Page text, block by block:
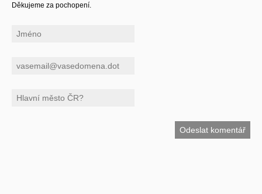
Děkujeme za pochopení.